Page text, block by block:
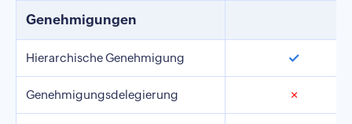
Genehmigungen
Hierarchische Genehmigung ✓
Genehmigungsdelegierung ✗